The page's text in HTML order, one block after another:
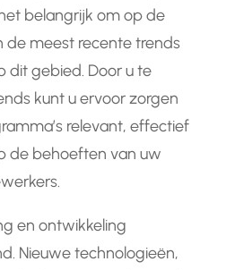
belangrijk om op de
de meest recente trends
dit gebied. Door u te
kunt u ervoor zorgen
relevant, effectief
de behoeften van uw
en ontwikkeling
Nieuwe technologieën,